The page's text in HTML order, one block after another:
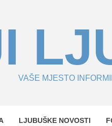
VAŠE MJESTO
LJUBUŠKE NOVOSTI